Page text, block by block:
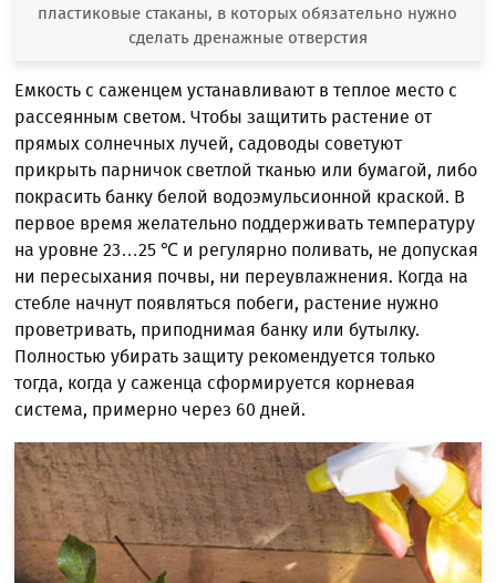
пластиковые стаканы, в которых обязательно нужно
сделать дренажные отверстия
Емкость с саженцем устанавливают в теплое место с
рассеянным светом. Чтобы защитить растение от
прямых солнечных лучей, садоводы советуют
прикрыть парничок светлой тканью или бумагой, либо
покрасить банку белой водоэмульсионной краской. В
первое время желательно поддерживать температуру
на уровне 23…25 ℃ и регулярно поливать, не допуская
ни пересыхания почвы, ни переувлажнения. Когда на
стебле начнут появляться побеги, растение нужно
проветривать, приподнимая банку или бутылку.
Полностью убирать защиту рекомендуется только
тогда, когда у саженца сформируется корневая
система, примерно через 60 дней.